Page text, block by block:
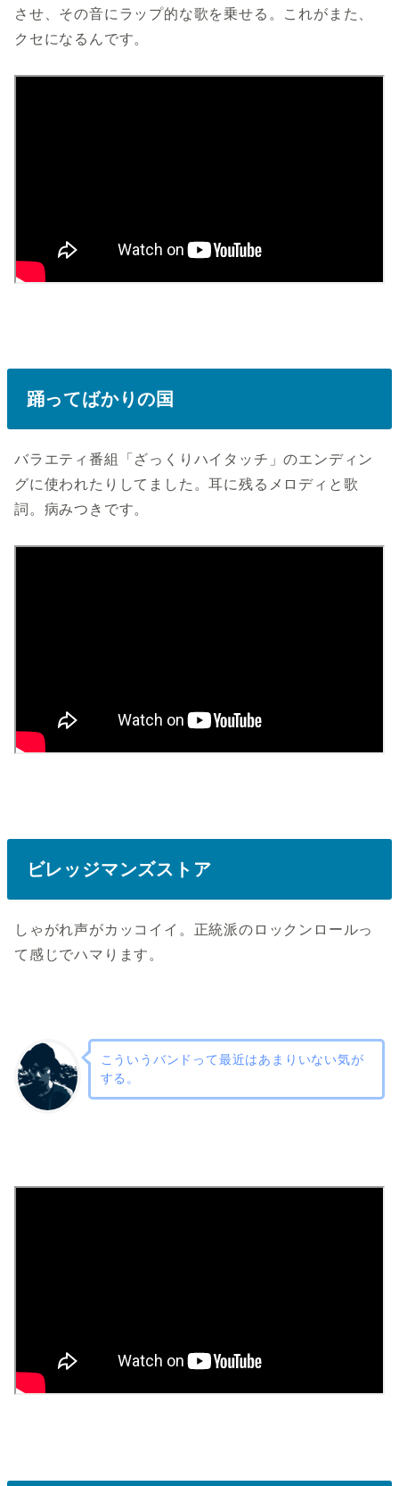
させ、その音にラップ的な歌を乗せる。これがまた、
クセになるんです。
踊ってばかりの国
バラエティ番組「ざっくりハイタッチ」のエンディン
グに使われたりしてました。耳に残るメロディと歌
詞。病みつきです。
ビレッジマンズストア
しゃがれ声がカッコイイ。正統派のロックンロールっ
て感じでハマります。
こういうバンドって最近はあまりいない気が
する。